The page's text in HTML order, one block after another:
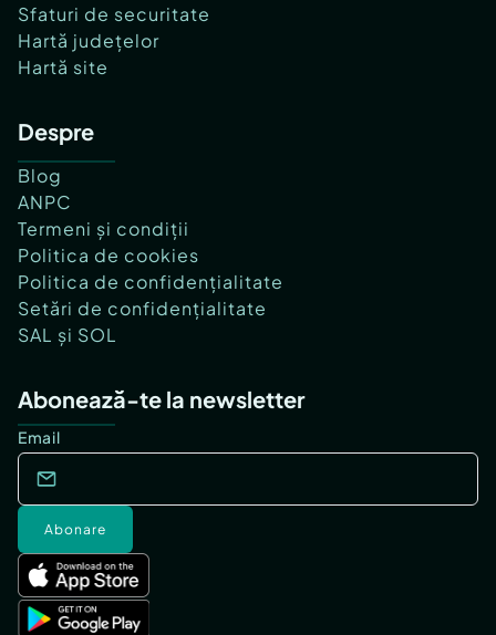
Sfaturi de securitate
Hartă județelor
Hartă site
Despre
Blog
ANPC
Termeni și condiții
Politica de cookies
Politica de confidențialitate
Setări de confidențialitate
SAL și SOL
Abonează-te la newsletter
Email
Abonare